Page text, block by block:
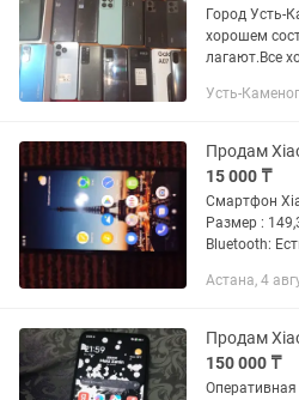
Город Усть-
хорошем
лагают.Все
смартфонов
городу а
Усть-
Продам
15 000 ₸
Смартфон
Размер :
Bluetooth:
корпуса:
Астана, 4
Продам
150 000 ₸